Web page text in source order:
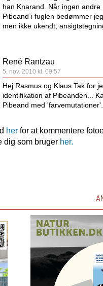
han Knarand. Når ingen
Pibeand i fuglen bedømmer
men ikke ukendt,
René Rantzau
5. nov. 2010 kl. 09:57
Hej Rasmus og Klaus Tak for
identifikation af Pibeanden...
Pibeand med
her for at kommentere
dig som bruger her.